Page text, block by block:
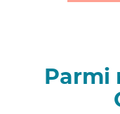
Parmi